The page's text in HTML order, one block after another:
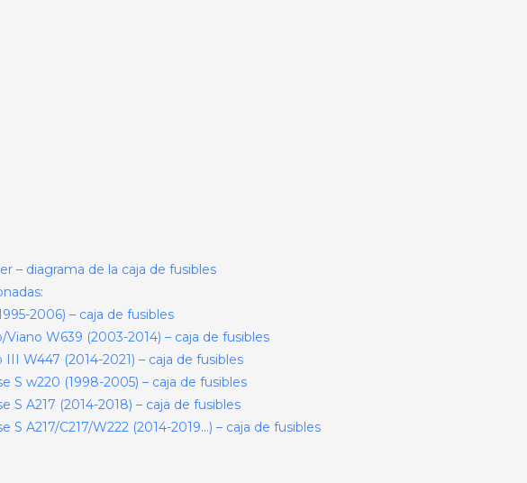
– diagrama de la caja de fusibles
2006) – caja de fusibles
W639 (2003-2014) – caja de fusibles
W447 (2014-2021) – caja de fusibles
S w220 (1998-2005) – caja de fusibles
S A217 (2014-2018) – caja de fusibles
S A217/C217/W222 (2014-2019…) – caja de fusibles